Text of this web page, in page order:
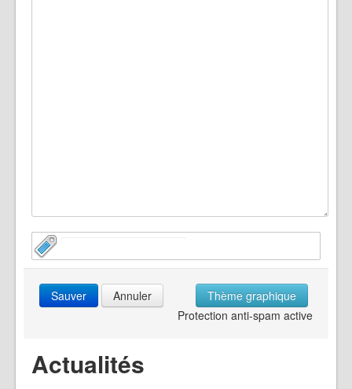
Sauver Annuler
Thème graphique
Protection anti-spam active
Actualités